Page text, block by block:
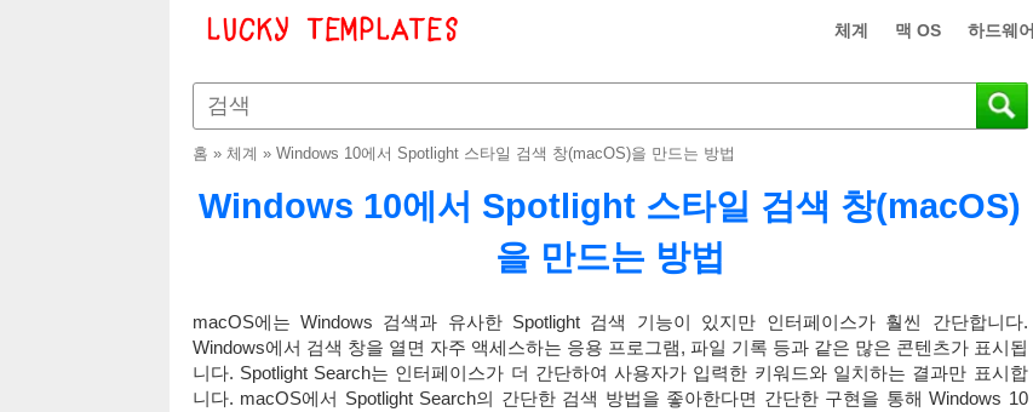
체계 맥 OS 하드웨어
홈 » 체계 » Windows 10에서 Spotlight 스타일 검색 창(macOS)을 만드는 방법
Windows 10에서 Spotlight 스타일 검색 창(macOS)
을 만드는 방법
macOS에는 Windows 검색과 유사한 Spotlight 검색 기능이 있지만 인터페이스가 훨씬 간단합니다.
Windows에서 검색 창을 열면 자주 액세스하는 응용 프로그램, 파일 기록 등과 같은 많은 콘텐츠가 표시됩
니다. Spotlight Search는 인터페이스가 더 간단하여 사용자가 입력한 키워드와 일치하는 결과만 표시합
니다. macOS에서 Spotlight Search의 간단한 검색 방법을 좋아한다면 간단한 구현을 통해 Windows 10